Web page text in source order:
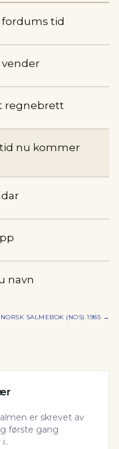
fordums tid
vender
regnebrett
nu kommer
navn
NORSK SALMEBOK (NOS) 1985 →
er skrevet av
første gang